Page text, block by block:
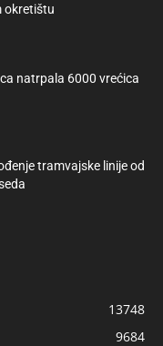
okretištu
natrpala 6000 vrećica
tramvajske linije od
13748
9684